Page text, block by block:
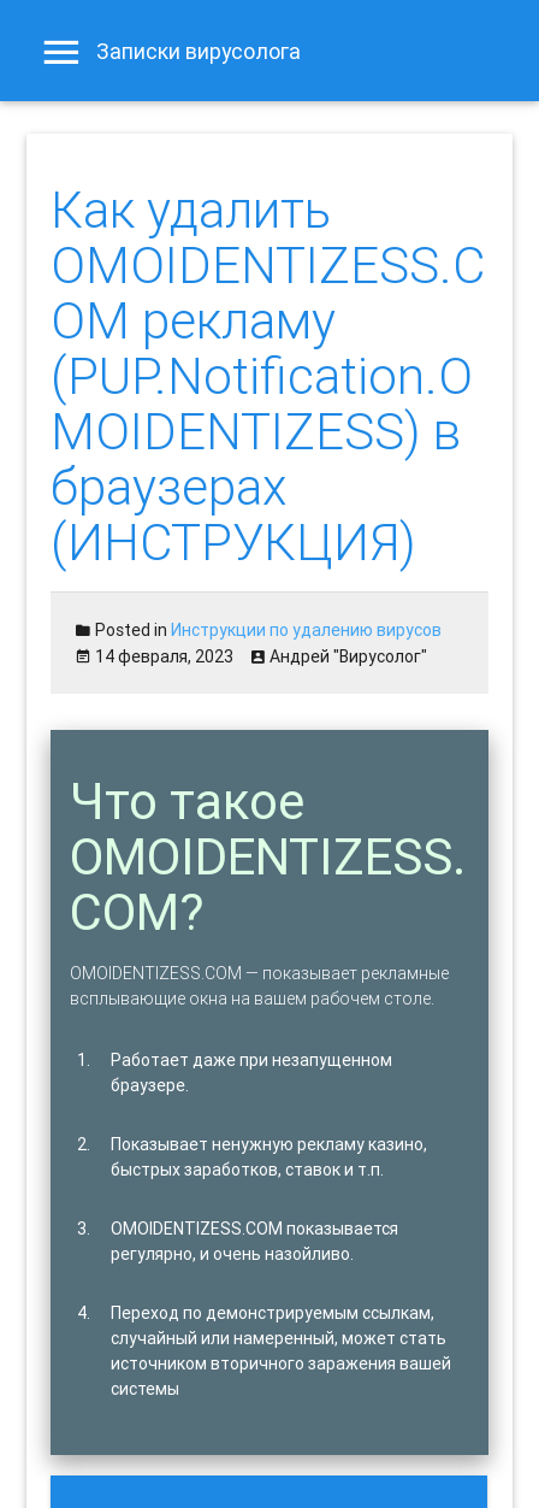
Записки вирусолога
Как удалить
OMOIDENTIZESS.C
OM рекламу
(PUP.Notification.O
MOIDENTIZESS) в
браузерах
(ИНСТРУКЦИЯ)
Posted inИнструкции по удалению вирусов
14 февраля, 2023
Андрей "Вирусолог"
Что такое
OMOIDENTIZESS.
COM?
OMOIDENTIZESS.COM — показывает рекламные
всплывающие окна на вашем рабочем столе.
Работает даже при незапущенном
браузере.
Показывает ненужную рекламу казино,
быстрых заработков, ставок и т.п.
OMOIDENTIZESS.COM показывается
регулярно, и очень назойливо.
Переход по демонстрируемым ссылкам,
случайный или намеренный, может стать
источником вторичного заражения вашей
системы